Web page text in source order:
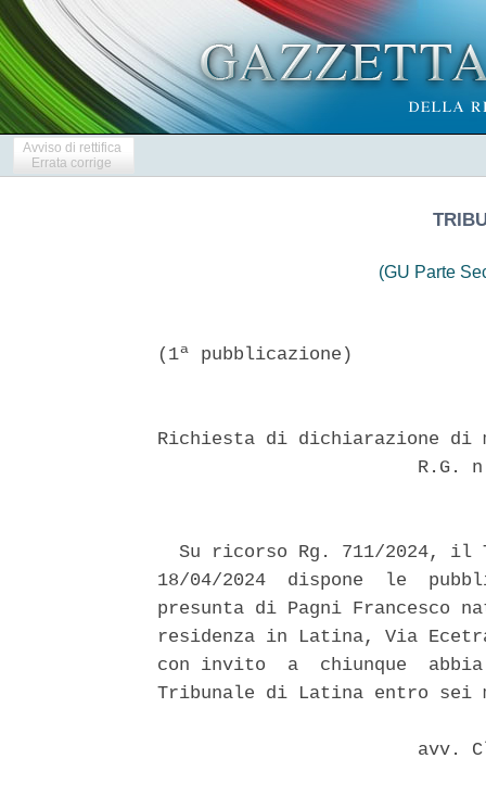
Avviso di rettifica
Errata corrige
(GU Parte
(1ª pubblicazione)
Richiesta di dichiarazione di
R.G.
Su ricorso Rg. 711/2024, il
18/04/2024  dispone  le
presunta di Pagni Francesco
residenza in Latina, Via
con invito  a  chiunque
Tribunale di Latina entro sei
avv.